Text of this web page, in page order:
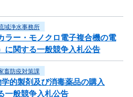
域浄水事務所
ラー・モノクロ電子複合機の電
に関する一般競争入札公告
畜防疫対策課
的製剤及び消毒薬品の購入
一般競争入札公告